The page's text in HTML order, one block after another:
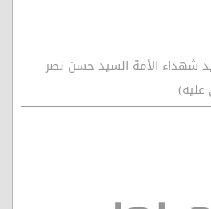
العهد 02 - سيد شهداء الأمة السيد حسن نصر
عليه)